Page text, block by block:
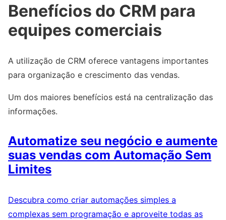
Benefícios do CRM para
equipes comerciais
A utilização de CRM oferece vantagens importantes
para organização e crescimento das vendas.
Um dos maiores benefícios está na centralização das
informações.
Automatize seu negócio e aumente
suas vendas com Automação Sem
Limites
Descubra como criar automações simples a
complexas sem programação e aproveite todas as